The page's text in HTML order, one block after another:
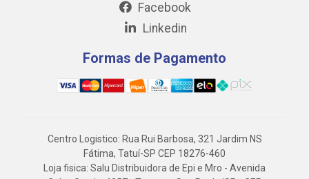
Facebook
Linkedin
Formas de Pagamento
Centro Logistico: Rua Rui Barbosa, 321 Jardim NS
Fátima, Tatuí-SP CEP 18276-460
Loja fisica: Salu Distribuidora de Epi e Mro - Avenida